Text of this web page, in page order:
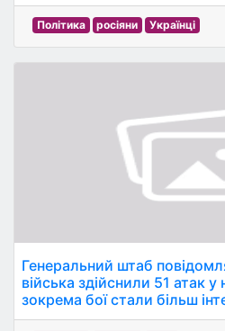
Політика росіяни Українці
Генеральний штаб
війська здійснили 51 атак
зокрема бої стали більш